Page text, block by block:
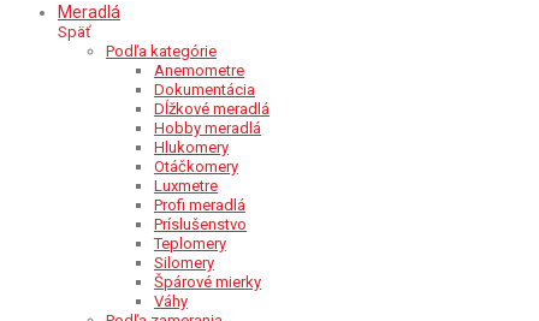
Meradlá
Späť
Podľa kategórie
Anemometre
Dokumentácia
Dĺžkové meradlá
Hobby meradlá
Hlukomery
Otáčkomery
Luxmetre
Profi meradlá
Príslušenstvo
Teplomery
Silomery
Špárové mierky
Váhy